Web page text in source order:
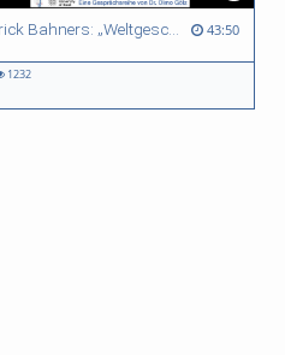
Patrick Bahners: „Weltgeschichte in Echtzeit? Eine historiographische Spurensuche“ - Podcast "Zwanzig Jahre 9/11" 43:50
1232